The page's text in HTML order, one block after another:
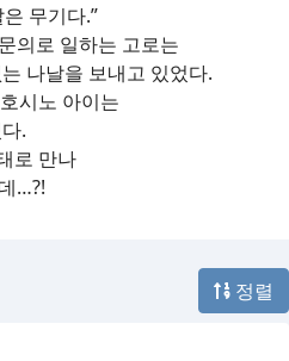
무기다.”
의로 일하는 고로는
나날을 보내고 있었다.
시노 아이는
.
로 만나
…?!
정렬